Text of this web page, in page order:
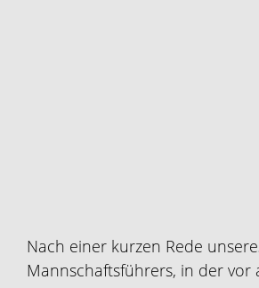
Nach einer kurzen Rede
Mannschaftsführers, in der vor